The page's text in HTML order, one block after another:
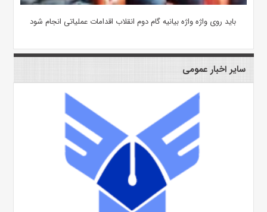
باید روی واژه واژه بیانیه گام دوم انقلاب اقدامات عملیاتی انجام شود
سایر اخبار عمومی